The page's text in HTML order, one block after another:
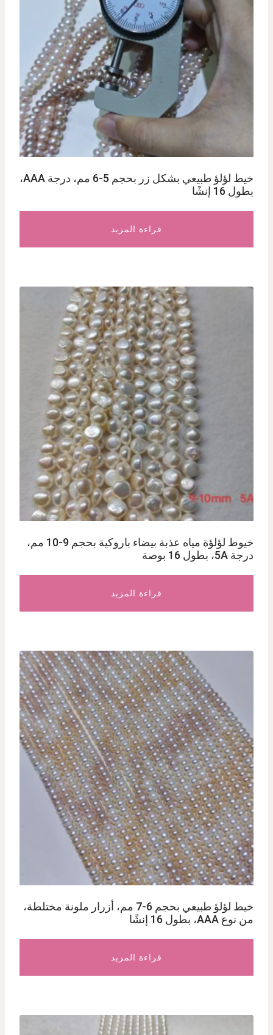
خيط لؤلؤ طبيعي بشكل زر بحجم 5-6 مم، درجة AAA،
بطول 16 إنشًا
قراءة المزيد
خيوط لؤلؤة مياه عذبة بيضاء باروكية بحجم 9-10 مم،
درجة 5A، بطول 16 بوصة
قراءة المزيد
خيط لؤلؤ طبيعي بحجم 6-7 مم، أزرار ملونة مختلطة،
من نوع AAA، بطول 16 إنشًا
قراءة المزيد